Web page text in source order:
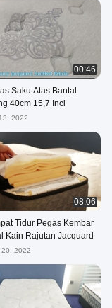
00:46
Saku Atas Bantal
40cm 15,7 Inci
2022
08:06
Tidur Pegas Kembar
Kain Rajutan Jacquard
20, 2022